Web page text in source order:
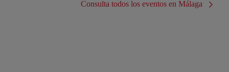
Consulta todos los eventos en Málaga